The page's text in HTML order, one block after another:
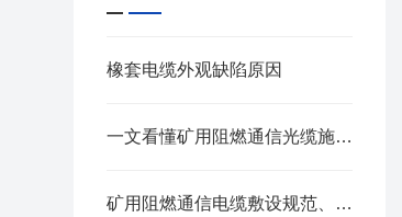
橡套电缆外观缺陷原因
一文看懂矿用阻燃通信光缆施工要点
矿用阻燃通信电缆敷设规范、日常巡检与老化判定方法